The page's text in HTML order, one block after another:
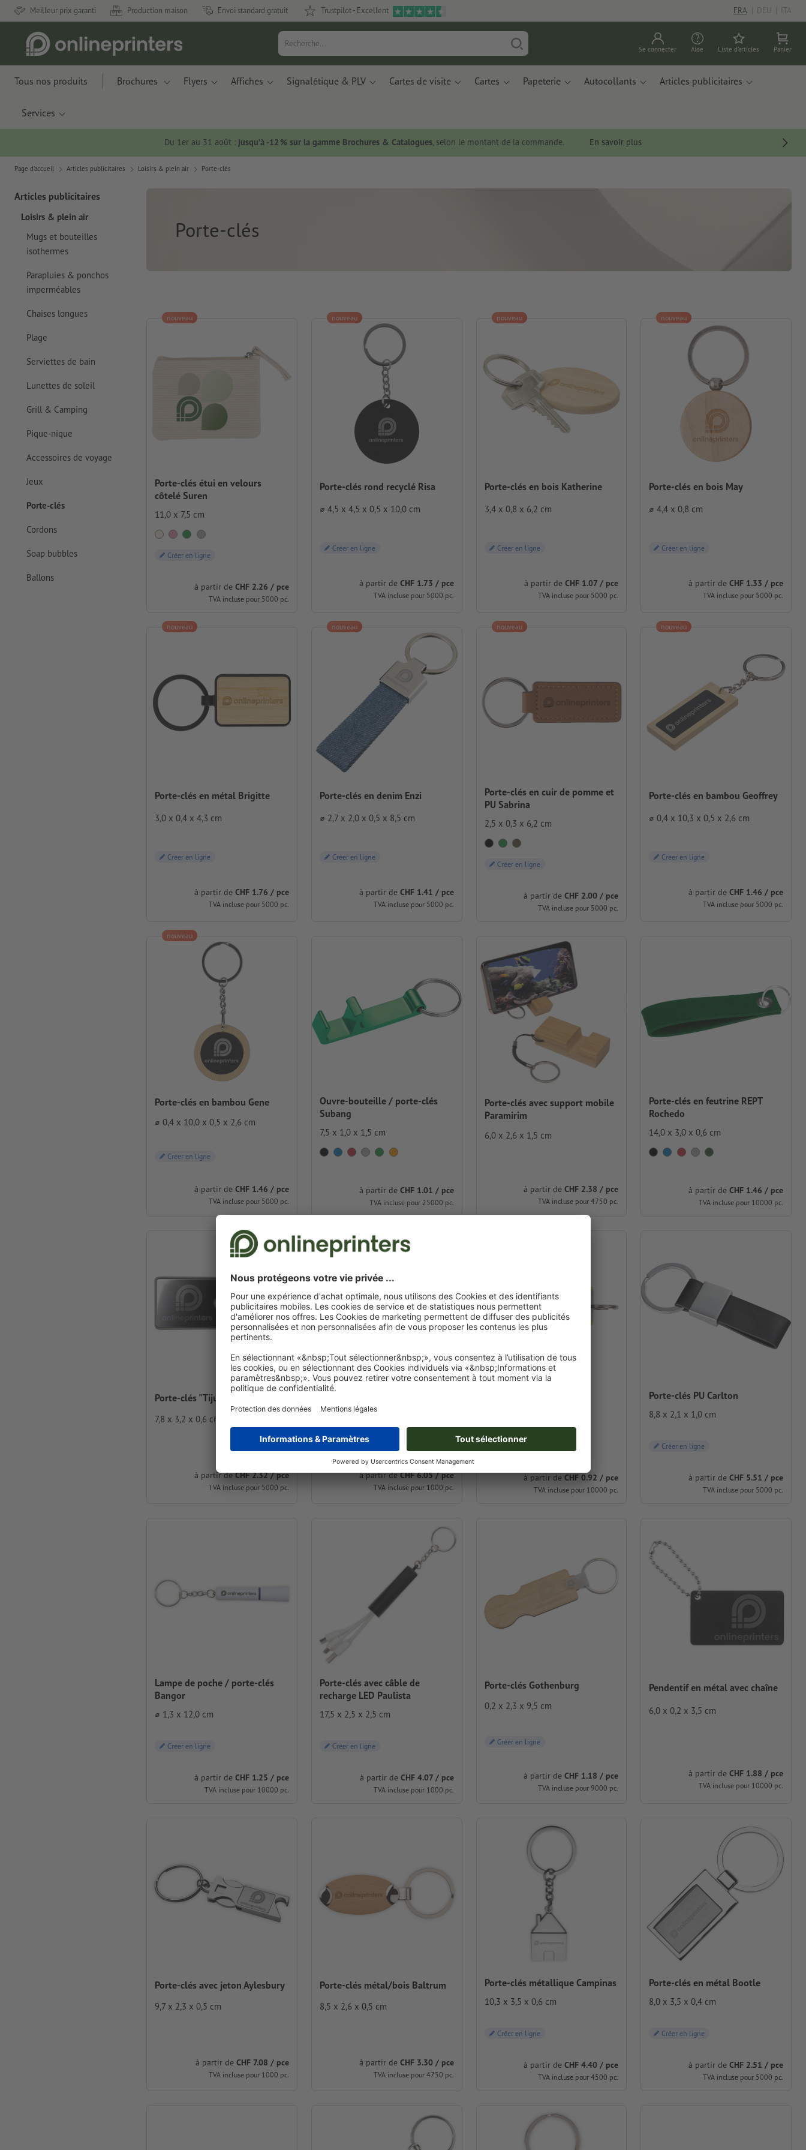
Meilleur prix garanti Production maison Envoi standard gratuit Trustpilot - Excellent FRA | DEU | ITA
Se connecter Aide Liste d'articles Panier
Tous nos produits Brochures Flyers Affiches Signalétique & PLV Cartes de visite Cartes Papeterie Autocollants Articles publicitaires
Services
Du 1er au 31 août : jusqu’à -12 % sur la gamme Brochures & Catalogues, selon le montant de la commande. En savoir plus
Page d'accueil Articles publicitaires Loisirs & plein air Porte-clés
Articles publicitaires
Loisirs & plein air
Mugs et bouteilles
isothermes
Parapluies & ponchos
imperméables
Chaises longues
Plage
Serviettes de bain
Lunettes de soleil
Grill & Camping
Pique-nique
Accessoires de voyage
Jeux
Porte-clés
Cordons
Soap bubbles
Ballons
Porte-clés
Porte-clés étui en velours
côtelé Suren
11,0 x 7,5 cm
Créer en ligne
à partir de CHF 2.26 / pce
TVA incluse pour 5000 pc.
nouveau
Porte-clés rond recyclé Risa
⌀ 4,5 x 4,5 x 0,5 x 10,0 cm
Créer en ligne
à partir de CHF 1.73 / pce
TVA incluse pour 5000 pc.
nouveau
Porte-clés en bois Katherine
3,4 x 0,8 x 6,2 cm
Créer en ligne
à partir deCHF 1.07 / pce
TVA incluse pour 5000 pc.
nouveau
Porte-clés en bois May
⌀ 4,4 x 0,8 cm
Créer en ligne
à partir de CHF 1.33 / pce
TVA incluse pour 5000 pc.
nouveau
Porte-clés en métal Brigitte
3,0 x 0,4 x 4,3 cm
Créer en ligne
à partir de CHF 1.76 / pce
TVA incluse pour 5000 pc.
nouveau
Porte-clés en denim Enzi
⌀ 2,7 x 2,0 x 0,5 x 8,5 cm
Créer en ligne
à partir de CHF 1.41 / pce
TVA incluse pour 5000 pc.
nouveau
Porte-clés en cuir de pomme et
PU Sabrina
2,5 x 0,3 x 6,2 cm
Créer en ligne
à partir deCHF 2.00 / pce
TVA incluse pour 5000 pc.
nouveau
Porte-clés en bambou Geoffrey
⌀ 0,4 x 10,3 x 0,5 x 2,6 cm
Créer en ligne
à partir de CHF 1.46 / pce
TVA incluse pour 5000 pc.
nouveau
Porte-clés en bambou Gene
⌀ 0,4 x 10,0 x 0,5 x 2,6 cm
Créer en ligne
à partir de CHF 1.46 / pce
TVA incluse pour 5000 pc.
nouveau
Ouvre-bouteille / porte-clés
Subang
7,5 x 1,0 x 1,5 cm
à partir de CHF 1.01 / pce
TVA incluse pour 25000 pc.
Porte-clés avec support mobile
Paramirim
6,0 x 2,6 x 1,5 cm
à partir deCHF 2.38 / pce
TVA incluse pour 4750 pc.
Porte-clés en feutrine REPT
Rochedo
14,0 x 3,0 x 0,6 cm
à partir de CHF 1.46 / pce
TVA incluse pour 10000 pc.
Porte-clés "Tijuana"
7,8 x 3,2 x 0,6 cm
à partir deCHF 2.32 / pce
TVA incluse pour 5000 pc.
à partir deCHF 6.05 / pce
TVA incluse pour 1000 pc.
8,5 x 3,0 x 0,2 cm
à partir deCHF 0.92 / pce
TVA incluse pour 10000 pc.
Porte-clés PU Carlton
8,8 x 2,1 x 1,0 cm
Créer en ligne
à partir de CHF 5.51 / pce
TVA incluse pour 5000 pc.
Lampe de poche / porte-clés
Bangor
⌀ 1,3 x 12,0 cm
Créer en ligne
à partir de CHF 1.25 / pce
TVA incluse pour 10000 pc.
Porte-clés avec câble de
recharge LED Paulista
17,5 x 2,5 x 2,5 cm
Créer en ligne
à partir de CHF 4.07 / pce
TVA incluse pour 1000 pc.
Porte-clés Gothenburg
0,2 x 2,3 x 9,5 cm
Créer en ligne
à partir deCHF 1.18 / pce
TVA incluse pour 9000 pc.
Pendentif en métal avec chaîne
6,0 x 0,2 x 3,5 cm
à partir de CHF 1.88 / pce
TVA incluse pour 10000 pc.
Porte-clés avec jeton Aylesbury
9,7 x 2,3 x 0,5 cm
à partir de CHF 7.08 / pce
TVA incluse pour 1000 pc.
Porte-clés métal/bois Baltrum
8,5 x 2,6 x 0,5 cm
à partir de CHF 3.30 / pce
TVA incluse pour 4750 pc.
Porte-clés métallique Campinas
10,3 x 3,5 x 0,6 cm
Créer en ligne
à partir deCHF 4.40 / pce
TVA incluse pour 4500 pc.
Porte-clés en métal Bootle
8,0 x 3,5 x 0,4 cm
Créer en ligne
à partir de CHF 2.51 / pce
TVA incluse pour 5000 pc.